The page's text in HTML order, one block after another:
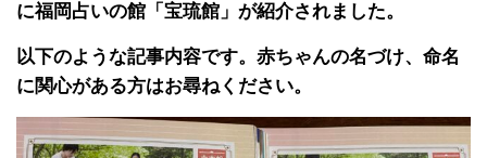
に福岡占いの館「宝琉館」が紹介されました。
以下のような記事内容です。赤ちゃんの名づけ、命名
に関心がある方はお尋ねください。